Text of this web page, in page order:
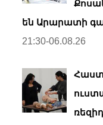
են Արարատի
21:30-06.08.26